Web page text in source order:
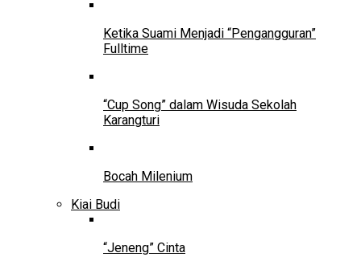
Ketika Suami Menjadi “Pengangguran”
Fulltime
“Cup Song” dalam Wisuda Sekolah
Karangturi
Bocah Milenium
Kiai Budi
“Jeneng” Cinta